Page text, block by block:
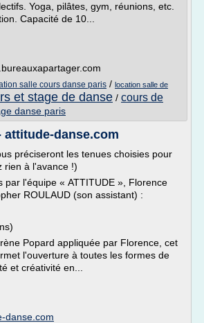
Yoga, pilâtes, gym, réunions, etc.
Capacité de 10...
salle cours danse paris / location salle de
et stage de danse / cours de
danse paris
attitude-danse.com
préciseront les tenues choisies pour
rien à l'avance !)
par l'équipe « ATTITUDE », Florence
ROULAUD (son assistant) :
Popard appliquée par Florence, cet
l'ouverture à toutes les formes de
et créativité en...
danse.com